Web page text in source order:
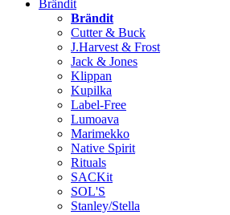
Brändit
Brändit
Cutter & Buck
J.Harvest & Frost
Jack & Jones
Klippan
Kupilka
Label-Free
Lumoava
Marimekko
Native Spirit
Rituals
SACKit
SOL'S
Stanley/Stella